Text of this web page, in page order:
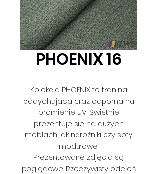
PHOENIX 16
Kolekcja PHOENIX to tkanina
oddychająca oraz odporna na
promienie UV. Świetnie
prezentuje się na dużych
meblach jak narożniki czy sofy
modułowe.
Prezentowane zdjęcia są
poglądowe. Rzeczywisty odcień